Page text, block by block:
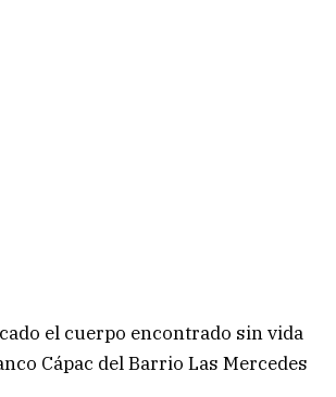
el cuerpo encontrado sin vida
Cápac del Barrio Las Mercedes